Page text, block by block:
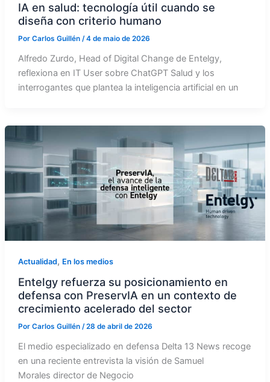
IA en salud: tecnología útil cuando se
diseña con criterio humano
Por Carlos Guillén /4 de maio de 2026
Alfredo Zurdo, Head of Digital Change de Entelgy,
reflexiona en IT User sobre ChatGPT Salud y los
interrogantes que plantea la inteligencia artificial en un
Actualidad, En los medios
Entelgy refuerza su posicionamiento en
defensa con PreservIA en un contexto de
crecimiento acelerado del sector
Por Carlos Guillén /28 de abril de 2026
El medio especializado en defensa Delta 13 News recoge
en una reciente entrevista la visión de Samuel
Morales director de Negocio